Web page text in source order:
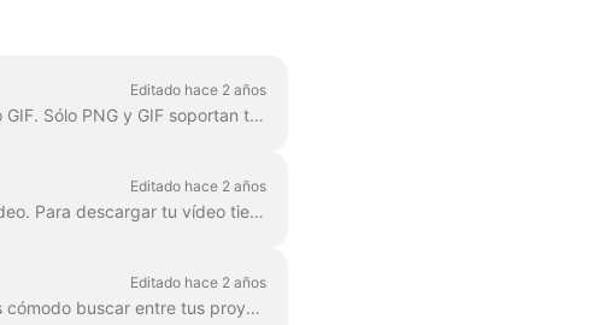
Editado hace 2 años
En el editor wave.video puedes exportar cualquier fotograma a formato JPG, PNG o GIF. Sólo PNG y GIF soportan transparencia. ¿Cómo empezar? Primero, busca el fotograma ...
Editado hace 2 años
La opción de descarga está disponible para todos los usuarios de pago de wave.video. Para descargar tu vídeo tienes que seguir 2 sencillos pasos : Opción A: Paso ...
Editado hace 2 años
En Wave.video, puedes organizar tus proyectos en carpetas. De esta forma, es más cómodo buscar entre tus proyectos. Para crear una nueva ...